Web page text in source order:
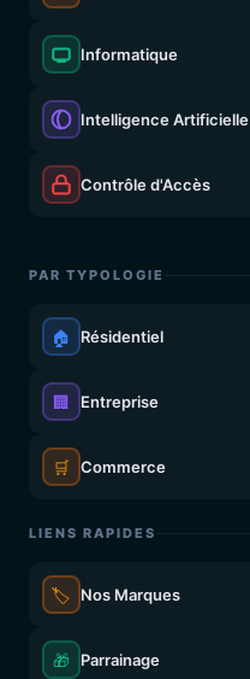
Informatique
Intelligence Artificielle
Contrôle d'Accès
PAR TYPOLOGIE
🏠 Résidentiel
🏢 Entreprise
🛒 Commerce
LIENS RAPIDES
🏷️ Nos Marques
🎁 Parrainage